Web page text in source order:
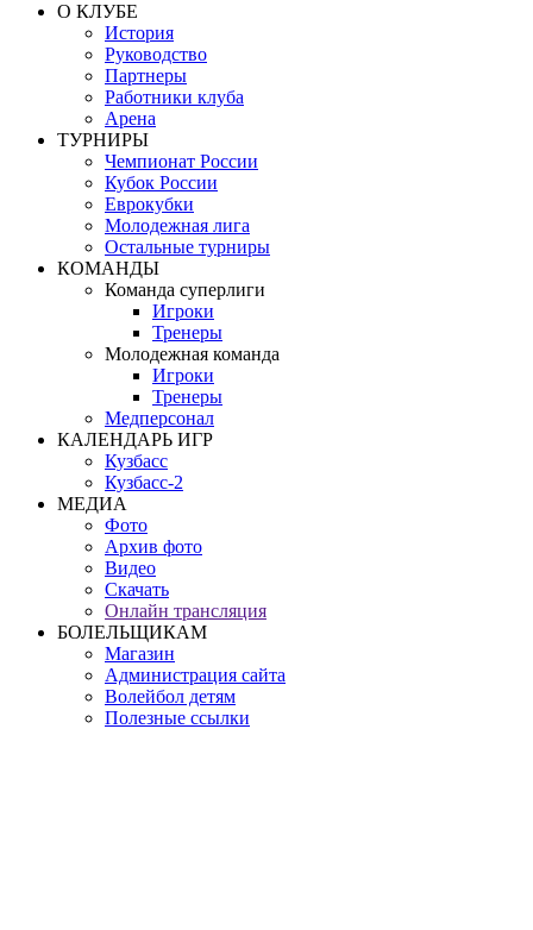
О КЛУБЕ
История
Руководство
Партнеры
Работники клуба
Арена
ТУРНИРЫ
Чемпионат России
Кубок России
Еврокубки
Молодежная лига
Остальные турниры
КОМАНДЫ
Команда суперлиги
Игроки
Тренеры
Молодежная команда
Игроки
Тренеры
Медперсонал
КАЛЕНДАРЬ ИГР
Кузбасс
Кузбасс-2
МЕДИА
Фото
Архив фото
Видео
Скачать
Онлайн трансляция
БОЛЕЛЬЩИКАМ
Магазин
Администрация сайта
Волейбол детям
Полезные ссылки